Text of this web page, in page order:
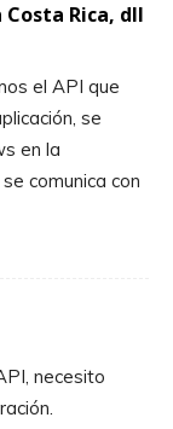
Rica, dll
el API que
se
en la
comunica con
necesito